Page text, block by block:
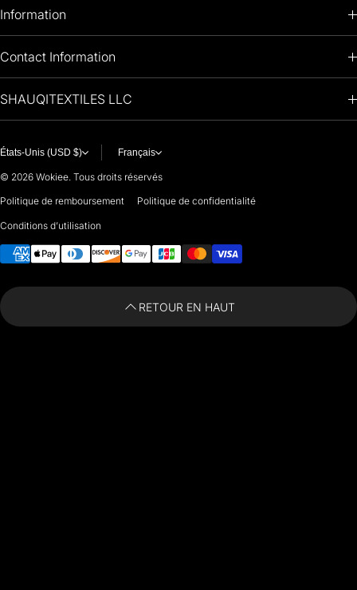
HOME
OIL PAINTINGS
ARTISTS 🧑‍🎨
Information
RETURNS POLICY
Contact Information
+1 (813) 214-1284
7901 4TH ST N
ST PETERSBURG, FL. US 33702
United States
For any questions or suggestions, feel free to contact us at
info@paintingartprints.com
SHAUQITEXTILES LLC
États-Unis (USD $) Français
© 2026 Wokiee. Tous droits réservés
Politique de remboursement
Politique de confidentialité
Conditions d’utilisation
Moyens de paiement
RETOUR EN HAUT